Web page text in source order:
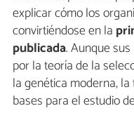
explicar cómo los
convirtiéndose en la
publicada. Aunque
por la teoría de la
la genética moderna,
bases para el estudio